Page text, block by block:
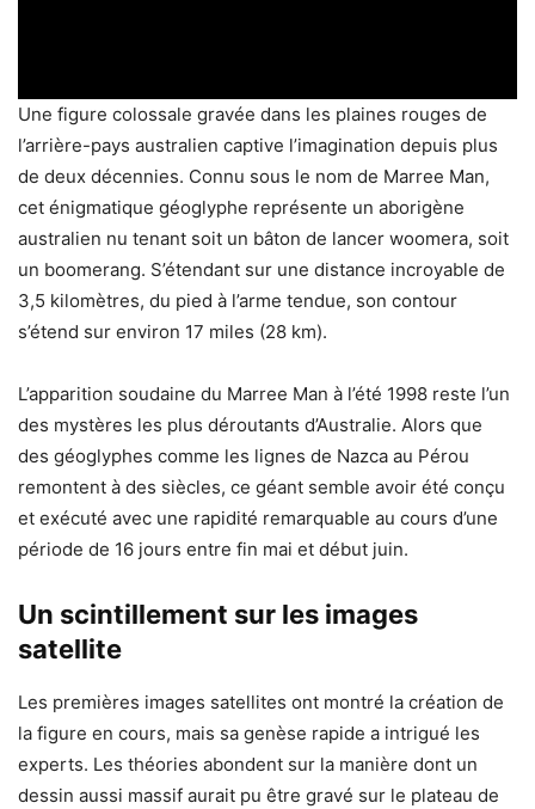
Une figure colossale gravée dans les plaines rouges de
l’arrière-pays australien captive l’imagination depuis plus
de deux décennies. Connu sous le nom de Marree Man,
cet énigmatique géoglyphe représente un aborigène
australien nu tenant soit un bâton de lancer woomera, soit
un boomerang. S’étendant sur une distance incroyable de
3,5 kilomètres, du pied à l’arme tendue, son contour
s’étend sur environ 17 miles (28 km).
L’apparition soudaine du Marree Man à l’été 1998 reste l’un
des mystères les plus déroutants d’Australie. Alors que
des géoglyphes comme les lignes de Nazca au Pérou
remontent à des siècles, ce géant semble avoir été conçu
et exécuté avec une rapidité remarquable au cours d’une
période de 16 jours entre fin mai et début juin.
Un scintillement sur les images
satellite
Les premières images satellites ont montré la création de
la figure en cours, mais sa genèse rapide a intrigué les
experts. Les théories abondent sur la manière dont un
dessin aussi massif aurait pu être gravé sur le plateau de